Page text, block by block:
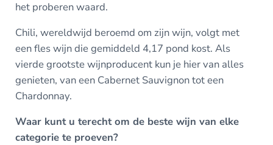
het proberen waard.
Chili, wereldwijd beroemd om zijn wijn, volgt met
een fles wijn die gemiddeld 4,17 pond kost. Als
vierde grootste wijnproducent kun je hier van alles
genieten, van een Cabernet Sauvignon tot een
Chardonnay.
Waar kunt u terecht om de beste wijn van elke
categorie te proeven?